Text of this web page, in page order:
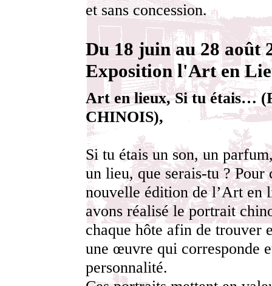
et sans concession.
Du 18 juin au 28 août
Exposition l'Art en
Art en lieux, Si tu étais…
CHINOIS),
Si tu étais un son, un
un lieu, que serais-tu ? Pour
nouvelle édition de l’Art en
avons réalisé le portrait
chaque hôte afin de trouver
une œuvre qui corresponde
personnalité.